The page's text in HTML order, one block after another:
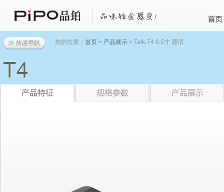
您的位置： 首页 > 产品展示 > Talk-T4 6.5寸 通话